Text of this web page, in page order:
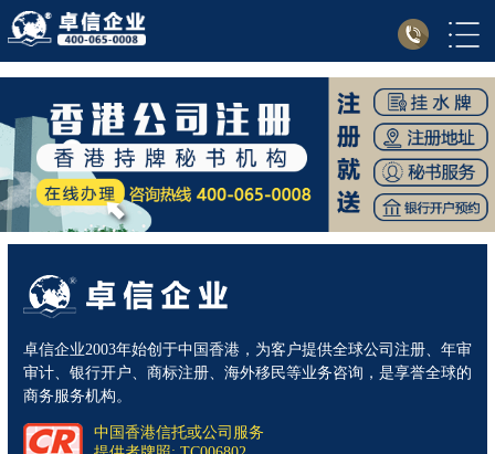
卓信企业2003年始创于中国香港，为客户提供全球公司注册、年审
审计、银行开户、商标注册、海外移民等业务咨询，是享誉全球的
商务服务机构。
中国香港信托或公司服务